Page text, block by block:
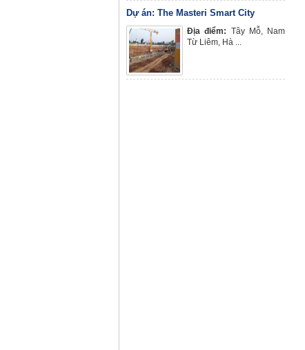
Dự án: The Masteri Smart City
Địa điểm: Tây Mỗ, Nam
Từ Liêm, Hà ...